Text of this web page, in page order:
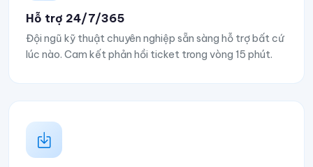
Hỗ trợ 24/7/365
Đội ngũ kỹ thuật chuyên nghiệp sẵn sàng hỗ trợ bất cứ
lúc nào. Cam kết phản hồi ticket trong vòng 15 phút.